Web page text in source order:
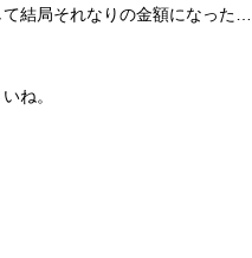
結局それなりの金額になった…
ね。